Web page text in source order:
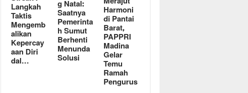
Langkah
Taktis
Mengemb
alikan
Kepercay
aan Diri
dal…
g Natal:
Saatnya
Pemerinta
h Sumut
Berhenti
Menunda
Solusi
Harmoni
di Pantai
Barat,
PAPPRI
Madina
Gelar
Temu
Ramah
Pengurus